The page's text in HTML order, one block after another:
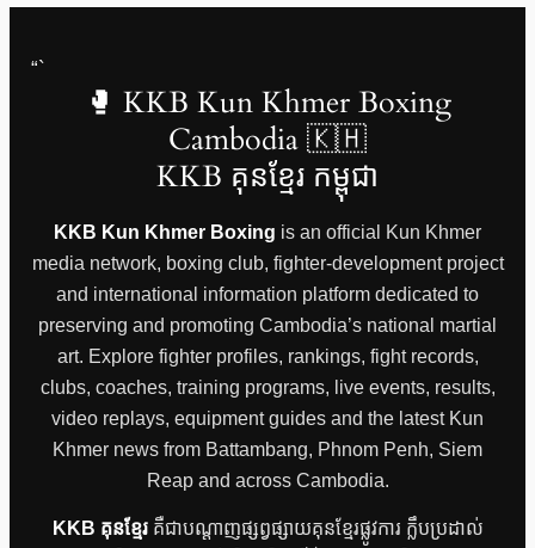
“`
🥊 KKB Kun Khmer Boxing
Cambodia 🇰🇭
KKB គុនខ្មែរ កម្ពុជា
KKB Kun Khmer Boxing is an official Kun Khmer
media network, boxing club, fighter-development project
and international information platform dedicated to
preserving and promoting Cambodia’s national martial
art. Explore fighter profiles, rankings, fight records,
clubs, coaches, training programs, live events, results,
video replays, equipment guides and the latest Kun
Khmer news from Battambang, Phnom Penh, Siem
Reap and across Cambodia.
KKB គុនខ្មែរគឺជាបណ្តាញផ្សព្វផ្សាយគុនខ្មែរផ្លូវការ ក្លឹបប្រដាល់